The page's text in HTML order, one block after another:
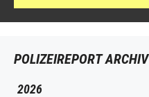
POLIZEIREPORT ARCHIV
2026